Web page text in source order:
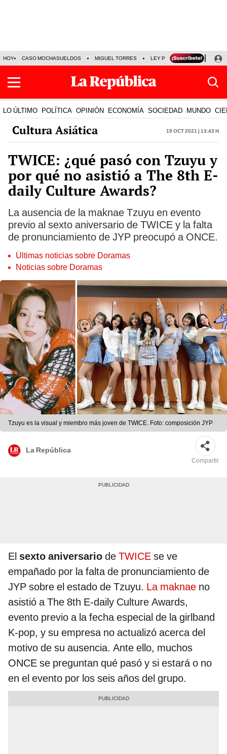
HOY CASO MOCHASUELDOS MIGUEL TORRES LEY PULPÍN PRECIO DEL
LO ÚLTIMO POLÍTICA OPINIÓN ECONOMÍA SOCIEDAD MUNDO
Cultura Asiática 19 Oct 2021 | 13:43 h
TWICE: ¿qué pasó con Tzuyu y
por qué no asistió a The 8th E-
daily Culture Awards?
La ausencia de la maknae Tzuyu en evento
previo al sexto aniversario de TWICE y la falta
de pronunciamiento de JYP preocupó a ONCE.
Últimas noticias sobre Doramas
Noticias sobre Doramas
Tzuyu es la visual y miembro más joven de TWICE. Foto: composición JYP
La República
Compartir
El sexto aniversario de TWICE se ve
empañado por la falta de pronunciamiento de
JYP sobre el estado de Tzuyu. La maknae no
asistió a The 8th E-daily Culture Awards,
evento previo a la fecha especial de la girlband
K-pop, y su empresa no actualizó acerca del
motivo de su ausencia. Ante ello, muchos
ONCE se preguntan qué pasó y si estará o no
en el evento por los seis años del grupo.